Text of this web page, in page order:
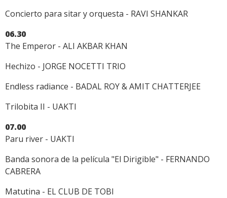
Concierto para sitar y orquesta - RAVI SHANKAR
06.30
The Emperor - ALI AKBAR KHAN
Hechizo - JORGE NOCETTI TRIO
Endless radiance - BADAL ROY & AMIT CHATTERJEE
Trilobita II - UAKTI
07.00
Paru river - UAKTI
Banda sonora de la película "El Dirigible" - FERNANDO
CABRERA
Matutina - EL CLUB DE TOBI